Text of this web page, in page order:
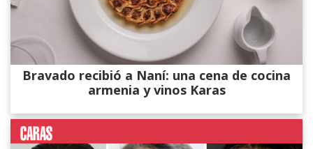
Bravado recibió a Naní: una cena de cocina
armenia y vinos Karas